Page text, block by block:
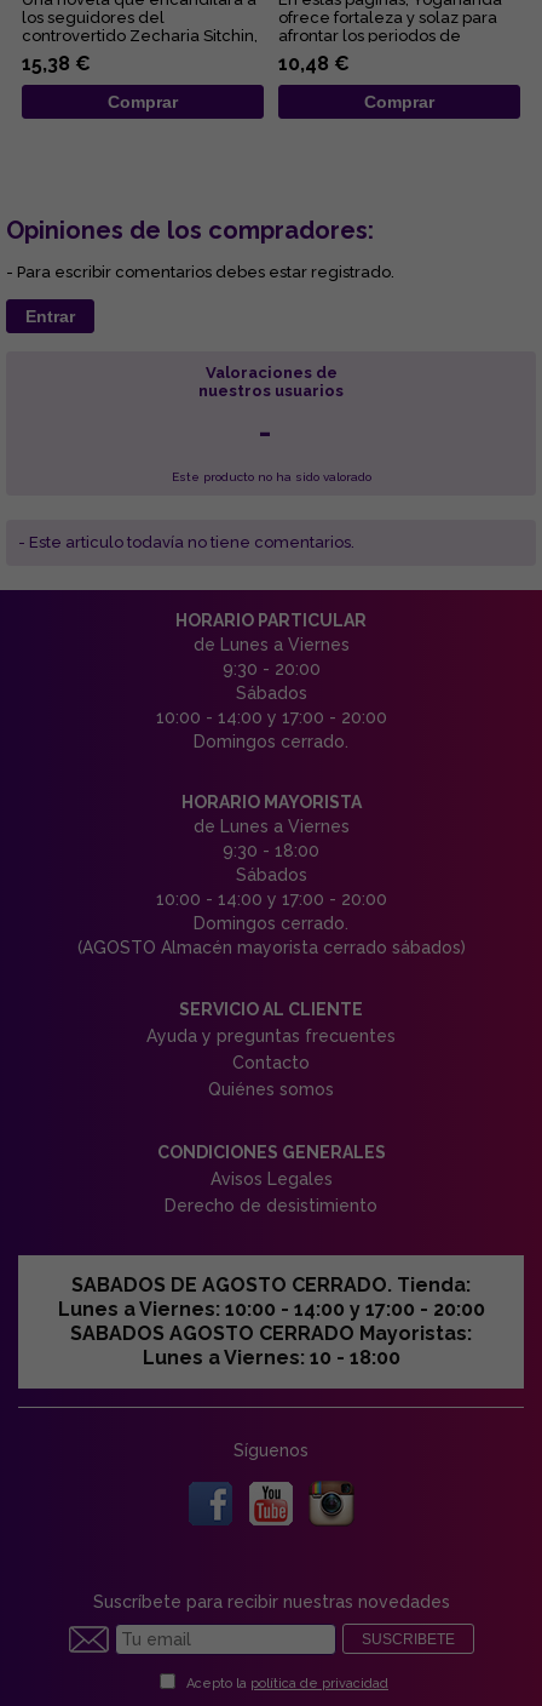
los seguidores del
controvertido Zecharia Sitchin,
pues en ella combina sus
obses...
15,38 €
Comprar
ofrece fortaleza y solaz para
afrontar los periodos de
adversidad al esclarecer lo...
10,48 €
Comprar
Opiniones de los compradores:
- Para escribir comentarios debes estar registrado.
Entrar
Valoraciones de
nuestros usuarios
-
Este producto no ha sido valorado
- Este articulo todavía no tiene comentarios.
HORARIO PARTICULAR
de Lunes a Viernes
9:30 - 20:00
Sábados
10:00 - 14:00 y 17:00 - 20:00
Domingos cerrado.
HORARIO MAYORISTA
de Lunes a Viernes
9:30 - 18:00
Sábados
10:00 - 14:00 y 17:00 - 20:00
Domingos cerrado.
(AGOSTO Almacén mayorista cerrado sábados)
SERVICIO AL CLIENTE
Ayuda y preguntas frecuentes
Contacto
Quiénes somos
CONDICIONES GENERALES
Avisos Legales
Derecho de desistimiento
SABADOS DE AGOSTO CERRADO. Tienda:
Lunes a Viernes: 10:00 - 14:00 y 17:00 - 20:00
SABADOS AGOSTO CERRADO Mayoristas:
Lunes a Viernes: 10 - 18:00
Síguenos
Suscríbete para recibir nuestras novedades
SUSCRIBETE
Acepto la política de privacidad